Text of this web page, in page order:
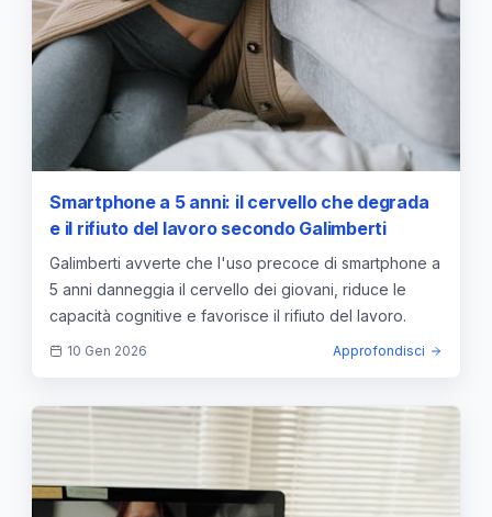
Smartphone a 5 anni: il cervello che degrada
e il rifiuto del lavoro secondo Galimberti
Galimberti avverte che l'uso precoce di smartphone a
5 anni danneggia il cervello dei giovani, riduce le
capacità cognitive e favorisce il rifiuto del lavoro.
10 Gen 2026 Approfondisci